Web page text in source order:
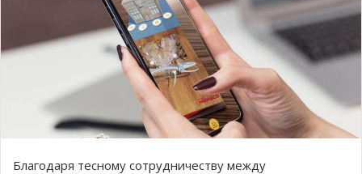
Благодаря тесному сотрудничеству между